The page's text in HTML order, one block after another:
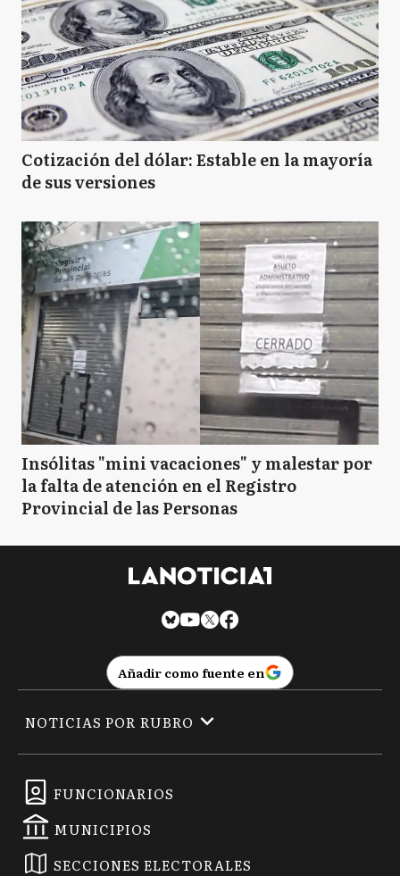
Cotización del dólar: Estable en la mayoría
de sus versiones
Insólitas "mini vacaciones" y malestar por
la falta de atención en el Registro
Provincial de las Personas
Añadir como fuente en
FUNCIONARIOS
MUNICIPIOS
SECCIONES ELECTORALES
NOTICIAS POR RUBRO